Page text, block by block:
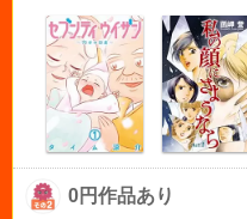
0円作品あり